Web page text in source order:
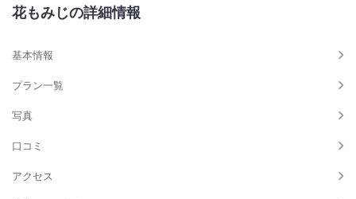
花もみじの詳細情報
基本情報
プラン一覧
写真
口コミ
アクセス